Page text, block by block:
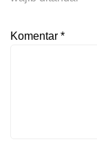
Komentar *